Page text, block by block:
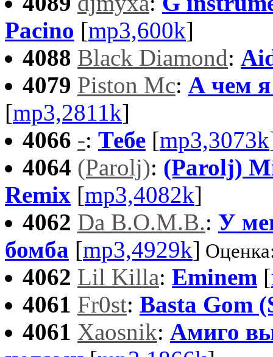
Pacino [mp3,600k]
4088 Black Diamond:
4079 Piston Mс: А чем я
[mp3,2811k]
4066 -: Тебе [mp3,3073k
4064 (Parolj): (Parolj)
Remix [mp3,4082k]
4062 Da B.O.M.B.: У
бомба [mp3,4929k]
4062 Lil Killa: Eminem [
4061 Fr0st: Basta Gom
4061 Xaosnik: Амиго